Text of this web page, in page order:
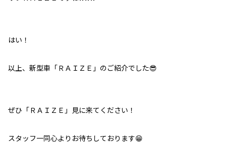
はい！
以上、新型車「ＲＡＩＺＥ」のご紹介でした😎
ぜひ「ＲＡＩＺＥ」見に来てください！
スタッフ一同心よりお待ちしております😁